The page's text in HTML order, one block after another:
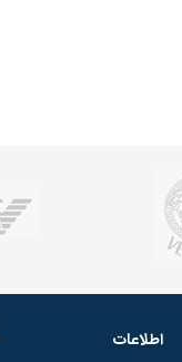
اطلاعات